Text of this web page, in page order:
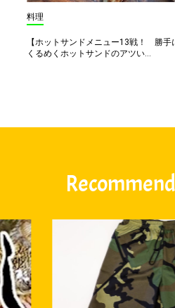
料理
【ホットサンドメニュー13戦！ 勝手
くるめくホットサンドのアツい...